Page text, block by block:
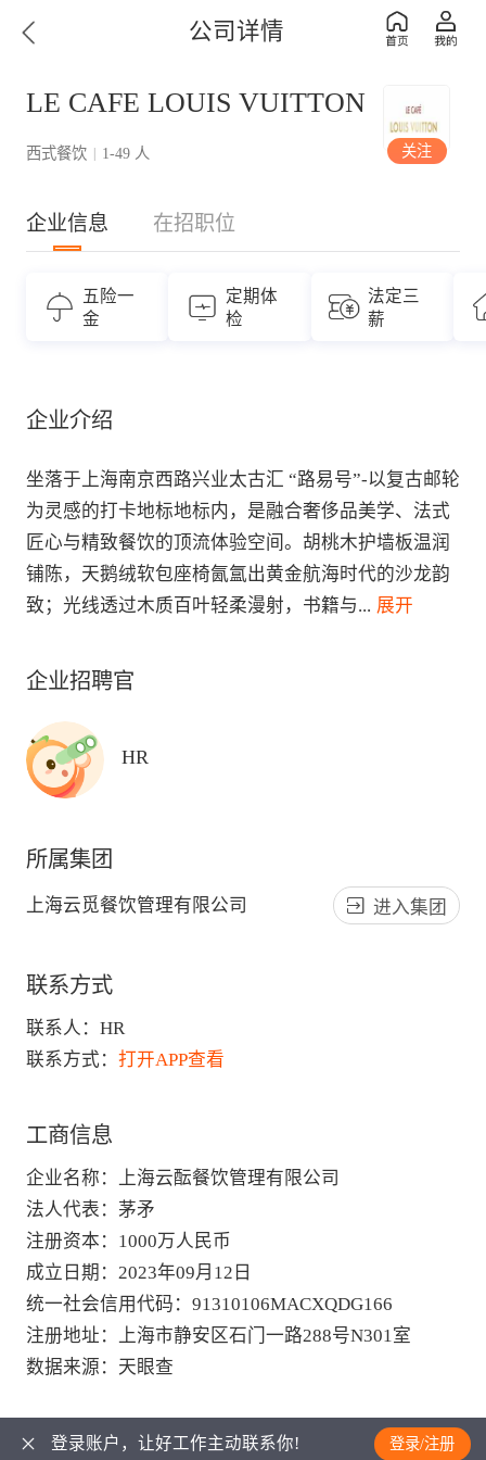
公司详情
LE CAFE LOUIS VUITTON
西式餐饮 | 1-49 人 关注
企业信息 在招职位
五险一
金
定期体
检
法定三
薪
企业介绍
坐落于上海南京西路兴业太古汇 “路易号”-以复古邮轮
为灵感的打卡地标地标内，是融合奢侈品美学、法式
匠心与精致餐饮的顶流体验空间。胡桃木护墙板温润
铺陈，天鹅绒软包座椅氤氲出黄金航海时代的沙龙韵
致；光线透过木质百叶轻柔漫射，书籍与... 展开
企业招聘官
HR
所属集团
上海云觅餐饮管理有限公司 进入集团
联系方式
联系人： HR
联系方式： 打开APP查看
工商信息
企业名称 ：
上海云酝餐饮管理有限公司
法人代表 ： 茅矛
注册资本 ： 1000万人民币
成立日期 ： 2023年09月12日
统一社会信用代码 ： 91310106MACXQDG166
注册地址 ：
上海市静安区石门一路288号N301室
数据来源 ： 天眼查
登录账户，让好工作主动联系你! 登录/注册